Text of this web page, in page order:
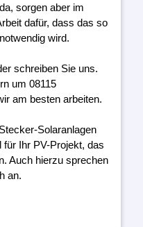
sorgen aber im
dafür, dass das so
wird.
schreiben Sie uns.
um 08115
am besten arbeiten.
Solaranlagen
Ihr PV-Projekt, das
Auch hierzu sprechen
an.